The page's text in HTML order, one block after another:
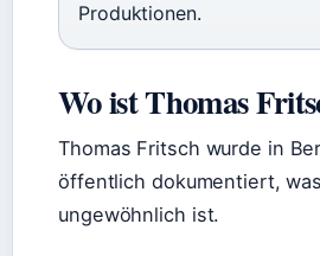
Produktionen.
Wo ist Thomas
Thomas Fritsch wurde in
öffentlich dokumentiert,
ungewöhnlich ist.